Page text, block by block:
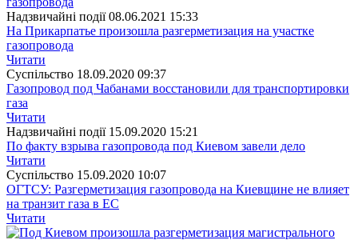
Надзвичайні події 08.06.2021 15:33
На Прикарпатье произошла разгерметизация на участке
газопровода
Читати
Суспiльство 18.09.2020 09:37
Газопровод под Чабанами восстановили для транспортировки
газа
Читати
Надзвичайні події 15.09.2020 15:21
По факту взрыва газопровода под Киевом завели дело
Читати
Суспiльство 15.09.2020 10:07
ОГТСУ: Разгерметизация газопровода на Киевщине не влияет
на транзит газа в ЕС
Читати